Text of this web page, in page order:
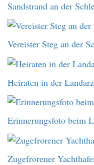
Sandstrand an der
Vereister Steg an der
Heiraten in der
Erinnerungsfoto beim
Zugefrorener